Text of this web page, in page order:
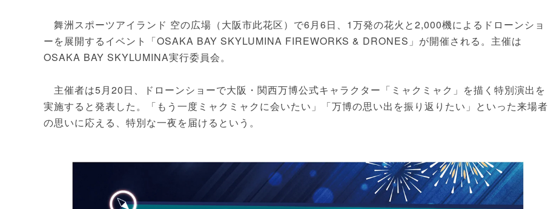
舞洲スポーツアイランド 空の広場（大阪市此花区）で6月6日、1万発の花火と2,000機によるドローンショ
ーを展開するイベント「OSAKA BAY SKYLUMINA FIREWORKS & DRONES」が開催される。主催は
OSAKA BAY SKYLUMINA実行委員会。
主催者は5月20日、ドローンショーで大阪・関西万博公式キャラクター「ミャクミャク」を描く特別演出を
実施すると発表した。「もう一度ミャクミャクに会いたい」「万博の思い出を振り返りたい」といった来場者
の思いに応える、特別な一夜を届けるという。